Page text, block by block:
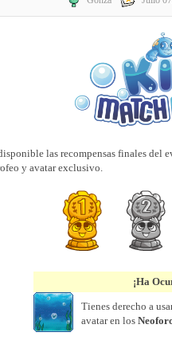
las recompensas finales del
y avatar exclusivo.
¡Ha
Tienes derecho a
avatar en los